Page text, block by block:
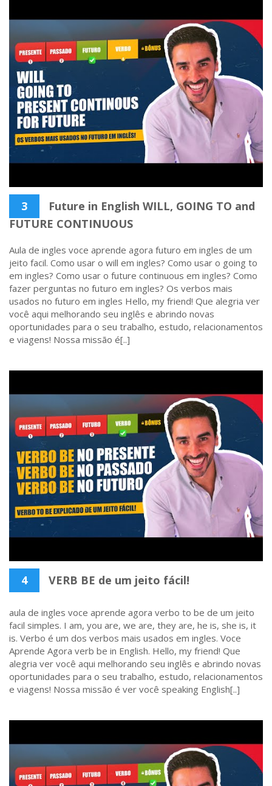
3
Future in English WILL, GOING TO and
FUTURE CONTINUOUS
Aula de ingles voce aprende agora futuro em ingles de um
jeito facil. Como usar o will em ingles? Como usar o going to
em ingles? Como usar o future continuous em ingles? Como
fazer perguntas no futuro em ingles? Os verbos mais
usados no futuro em ingles Hello, my friend! Que alegria ver
você aqui melhorando seu inglês e abrindo novas
oportunidades para o seu trabalho, estudo, relacionamentos
e viagens! Nossa missão é[..]
4 VERB BE de um jeito fácil!
aula de ingles voce aprende agora verbo to be de um jeito
facil simples. I am, you are, we are, they are, he is, she is, it
is. Verbo é um dos verbos mais usados em ingles. Voce
Aprende Agora verb be in English. Hello, my friend! Que
alegria ver você aqui melhorando seu inglês e abrindo novas
oportunidades para o seu trabalho, estudo, relacionamentos
e viagens! Nossa missão é ver você speaking English[..]